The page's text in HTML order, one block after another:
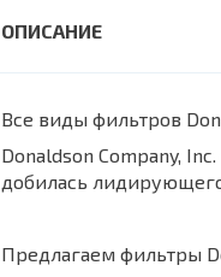
Все виды фильтров
Donaldson Company,
добилась
Предлагаем фильтры